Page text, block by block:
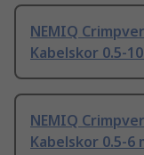
NEMIQ
Kabelskor 0.5-
NEMIQ
Kabelskor 0.5-6